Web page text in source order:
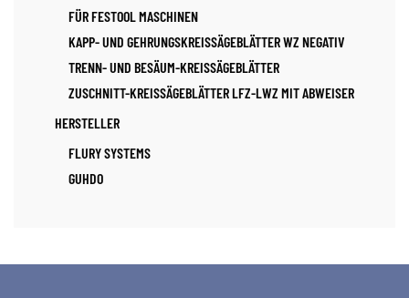
FÜR FESTOOL MASCHINEN
KAPP- UND GEHRUNGSKREISSÄGEBLÄTTER WZ NEGATIV
TRENN- UND BESÄUM-KREISSÄGEBLÄTTER
ZUSCHNITT-KREISSÄGEBLÄTTER LFZ-LWZ MIT ABWEISER
HERSTELLER
FLURY SYSTEMS
GUHDO